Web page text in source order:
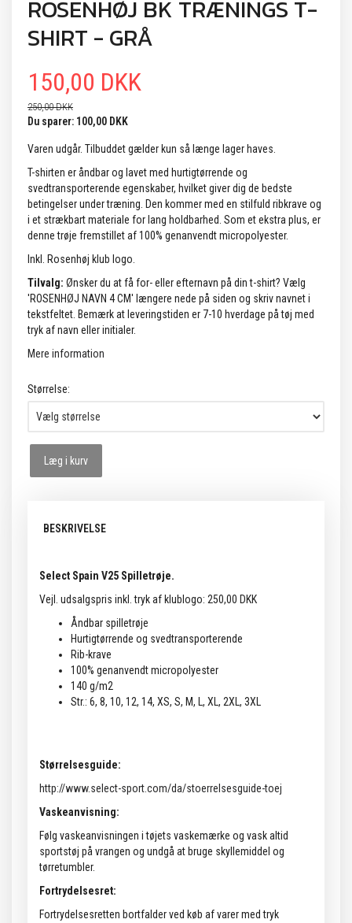
ROSENHØJ BK TRÆNINGS T-
SHIRT - GRÅ
150,00 DKK
250,00 DKK
Du sparer: 100,00 DKK
Varen udgår. Tilbuddet gælder kun så længe lager haves.
T-shirten er åndbar og lavet med hurtigtørrende og
svedtransporterende egenskaber, hvilket giver dig de bedste
betingelser under træning. Den kommer med en stilfuld ribkrave og
i et strækbart materiale for lang holdbarhed. Som et ekstra plus, er
denne trøje fremstillet af 100% genanvendt micropolyester.
Inkl. Rosenhøj klub logo.
Tilvalg: Ønsker du at få for- eller efternavn på din t-shirt? Vælg
'ROSENHØJ NAVN 4 CM' længere nede på siden og skriv navnet i
tekstfeltet. Bemærk at leveringstiden er 7-10 hverdage på tøj med
tryk af navn eller initialer.
Mere information
Størrelse:
Læg i kurv
BESKRIVELSE
Select Spain V25 Spilletrøje.
Vejl. udsalgspris inkl. tryk af klublogo: 250,00 DKK
Åndbar spilletrøje
Hurtigtørrende og svedtransporterende
Rib-krave
100% genanvendt micropolyester
140 g/m2
Str.: 6, 8, 10, 12, 14, XS, S, M, L, XL, 2XL, 3XL
Størrelsesguide:
http://www.select-sport.com/da/stoerrelsesguide-toej
Vaskeanvisning:
Følg vaskeanvisningen i tøjets vaskemærke og vask altid
sportstøj på vrangen og undgå at bruge skyllemiddel og
tørretumbler.
Fortrydelsesret:
Fortrydelsesretten bortfalder ved køb af varer med tryk